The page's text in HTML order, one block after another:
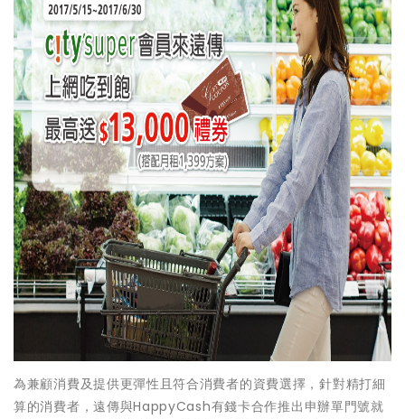
為兼顧消費及提供更彈性且符合消費者的資費選擇，針對精打細
算的消費者，遠傳與HappyCash有錢卡合作推出申辦單門號就